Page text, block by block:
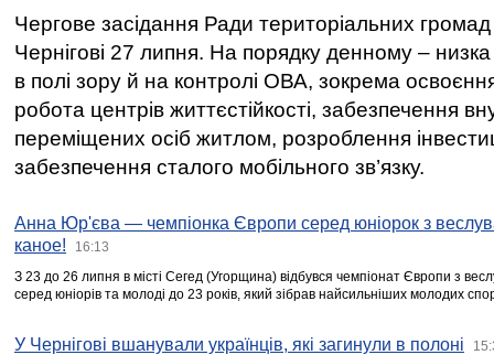
Чергове засідання Ради територіальних громад
Чернігові 27 липня. На порядку денному –
в полі зору й на контролі ОВА, зокрема освоєння
робота центрів життєстійкості, забезпечення
переміщених осіб житлом, розроблення
забезпечення сталого мобільного зв’язку.
Анна Юр'єва — чемпіонка Європи серед юніорок з
каное!
16:13
З 23 до 26 липня в місті Сегед (Угорщина) відбувся чемпіонат Європи з
серед юніорів та молоді до 23 років, який зібрав найсильніших молодих
У Чернігові вшанували українців, які загинули в полоні